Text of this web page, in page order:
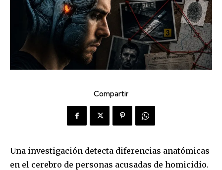
Compartir
Una investigación detecta diferencias anatómicas
en el cerebro de personas acusadas de homicidio.